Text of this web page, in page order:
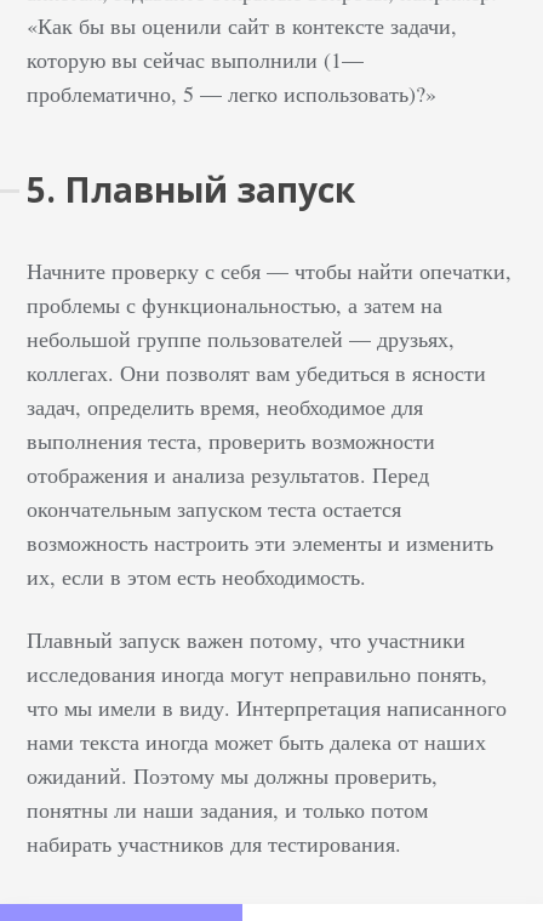
«Как бы вы оценили сайт в контексте задачи,
которую вы сейчас выполнили (1—
проблематично, 5 — легко использовать)?»
5. Плавный запуск
Начните проверку с себя — чтобы найти опечатки,
проблемы с функциональностью, а затем на
небольшой группе пользователей — друзьях,
коллегах. Они позволят вам убедиться в ясности
задач, определить время, необходимое для
выполнения теста, проверить возможности
отображения и анализа результатов. Перед
окончательным запуском теста остается
возможность настроить эти элементы и изменить
их, если в этом есть необходимость.
Плавный запуск важен потому, что участники
исследования иногда могут неправильно понять,
что мы имели в виду. Интерпретация написанного
нами текста иногда может быть далека от наших
ожиданий. Поэтому мы должны проверить,
понятны ли наши задания, и только потом
набирать участников для тестирования.